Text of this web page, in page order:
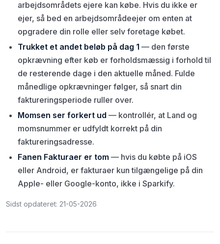
arbejdsområdets ejere kan købe. Hvis du ikke er
ejer, så bed en arbejdsområdeejer om enten at
opgradere din rolle eller selv foretage købet.
Trukket et andet beløb på dag 1 — den første
opkrævning efter køb er forholdsmæssig i forhold til
de resterende dage i den aktuelle måned. Fulde
månedlige opkrævninger følger, så snart din
faktureringsperiode ruller over.
Momsen ser forkert ud — kontrollér, at Land og
momsnummer er udfyldt korrekt på din
faktureringsadresse.
Fanen Fakturaer er tom — hvis du købte på iOS
eller Android, er fakturaer kun tilgængelige på din
Apple- eller Google-konto, ikke i Sparkify.
Sidst opdateret: 21-05-2026